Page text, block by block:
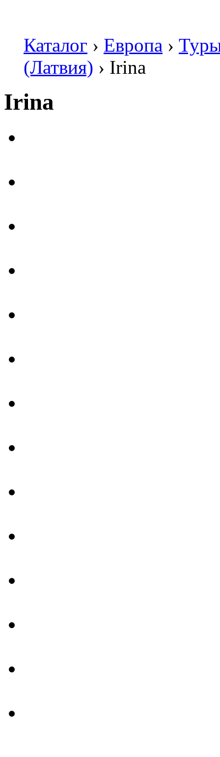
Каталог › Европа ›
(Латвия) › Irina
Irina